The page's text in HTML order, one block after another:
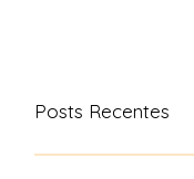
Posts Recentes